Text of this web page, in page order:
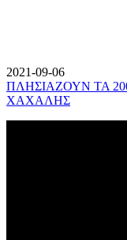
2021-09-06
ΠΛΗΣΙΑΖΟΥΝ ΤΑ
ΧΑΧΑΛΗΣ